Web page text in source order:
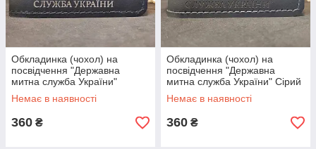
Обкладинка (чохол) на
посвідчення "Державна
митна служба України"
Чорний
Немає в наявності
360 ₴
Обкладинка (чохол) на
посвідчення "Державна
митна служба України" Сірий
Немає в наявності
360 ₴